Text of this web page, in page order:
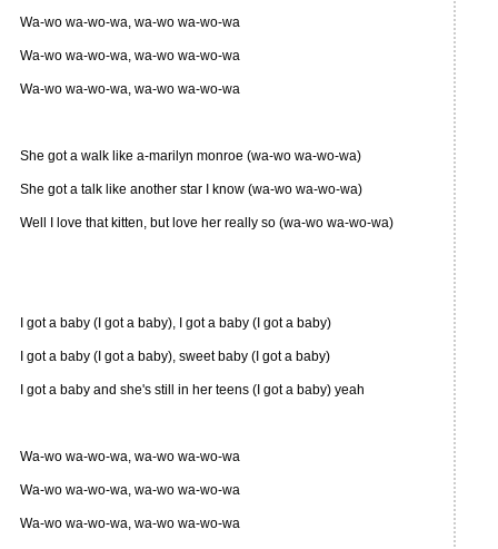
Wa-wo wa-wo-wa, wa-wo wa-wo-wa
Wa-wo wa-wo-wa, wa-wo wa-wo-wa
Wa-wo wa-wo-wa, wa-wo wa-wo-wa
She got a walk like a-marilyn monroe (wa-wo wa-wo-wa)
She got a talk like another star I know (wa-wo wa-wo-wa)
Well I love that kitten, but love her really so (wa-wo wa-wo-wa)
I got a baby (I got a baby), I got a baby (I got a baby)
I got a baby (I got a baby), sweet baby (I got a baby)
I got a baby and she's still in her teens (I got a baby) yeah
Wa-wo wa-wo-wa, wa-wo wa-wo-wa
Wa-wo wa-wo-wa, wa-wo wa-wo-wa
Wa-wo wa-wo-wa, wa-wo wa-wo-wa